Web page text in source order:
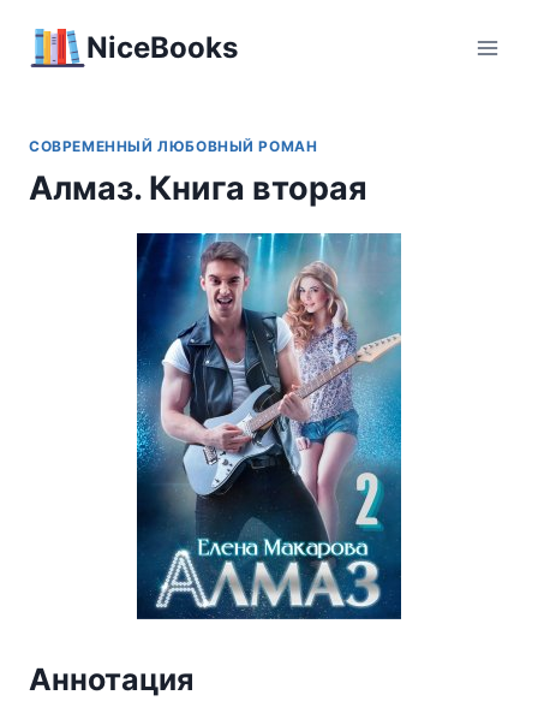
NiceBooks
СОВРЕМЕННЫЙ ЛЮБОВНЫЙ РОМАН
Алмаз. Книга вторая
Аннотация